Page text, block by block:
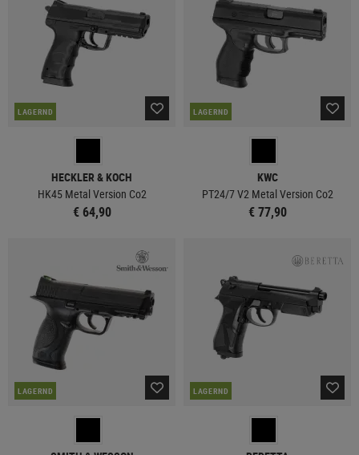
LAGERND
HECKLER & KOCH
HK45 Metal Version Co2
€ 64,90
LAGERND
KWC
PT24/7 V2 Metal Version Co2
€ 77,90
LAGERND LAGERND